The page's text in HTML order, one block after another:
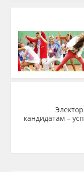
кандидатам –